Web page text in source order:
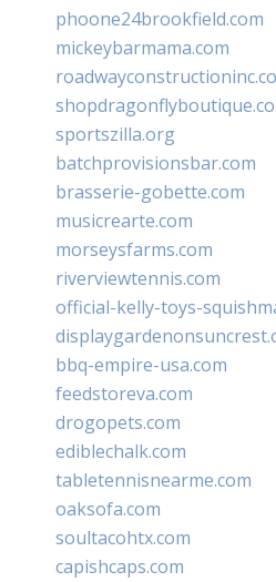
phoone24brookfield.com
mickeybarmama.com
sportszilla.org
batchprovisionsbar.com
brasserie-gobette.com
musicrearte.com
morseysfarms.com
riverviewtennis.com
official-kelly-toys-
bbq-empire-usa.com
feedstoreva.com
drogopets.com
ediblechalk.com
tabletennisnearme.com
oaksofa.com
soultacohtx.com
capishcaps.com